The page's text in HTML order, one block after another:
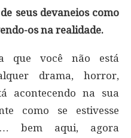
seus devaneios como
os na realidade.
que você não está
drama, horror,
acontecendo na sua
como se estivesse
bem aqui, agora